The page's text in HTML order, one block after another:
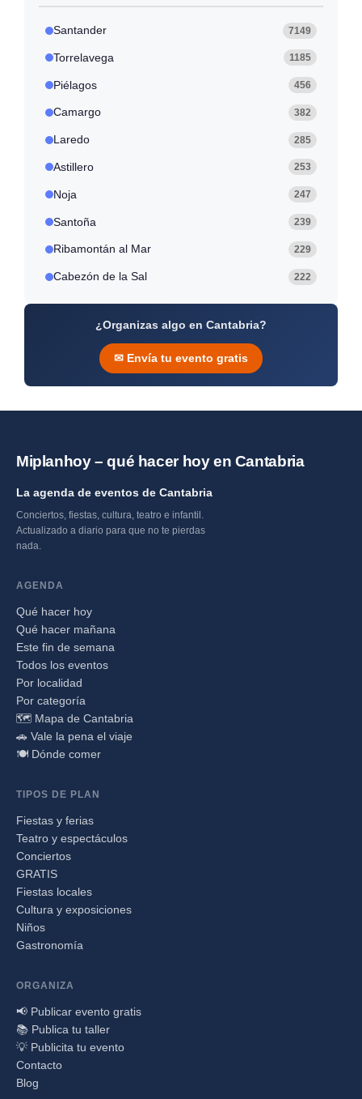
Santander 7149
Torrelavega 1185
Piélagos 456
Camargo 382
Laredo 285
Astillero 253
Noja 247
Santoña 239
Ribamontán al Mar 229
Cabezón de la Sal 222
¿Organizas algo en Cantabria?
✉ Envía tu evento gratis
Miplanhoy – qué hacer hoy en Cantabria
La agenda de eventos de Cantabria
Conciertos, fiestas, cultura, teatro e infantil.
Actualizado a diario para que no te pierdas
nada.
AGENDA
Qué hacer hoy
Qué hacer mañana
Este fin de semana
Todos los eventos
Por localidad
Por categoría
🗺️ Mapa de Cantabria
🚗 Vale la pena el viaje
🍽️ Dónde comer
TIPOS DE PLAN
Fiestas y ferias
Teatro y espectáculos
Conciertos
GRATIS
Fiestas locales
Cultura y exposiciones
Niños
Gastronomía
ORGANIZA
📢 Publicar evento gratis
📚 Publica tu taller
💡 Publicita tu evento
Contacto
Blog